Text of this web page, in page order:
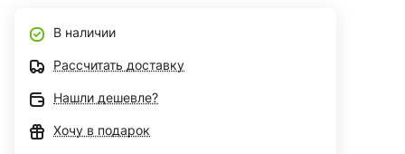
В наличии
Рассчитать доставку
Нашли дешевле?
Хочу в подарок